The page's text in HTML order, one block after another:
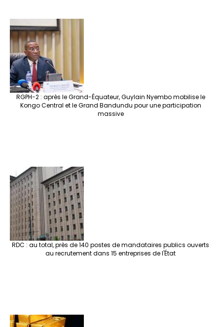
RGPH-2 : après le Grand-Équateur, Guylain Nyembo mobilise le
Kongo Central et le Grand Bandundu pour une participation
massive
RDC : au total, près de 140 postes de mandataires publics ouverts
au recrutement dans 15 entreprises de l'État